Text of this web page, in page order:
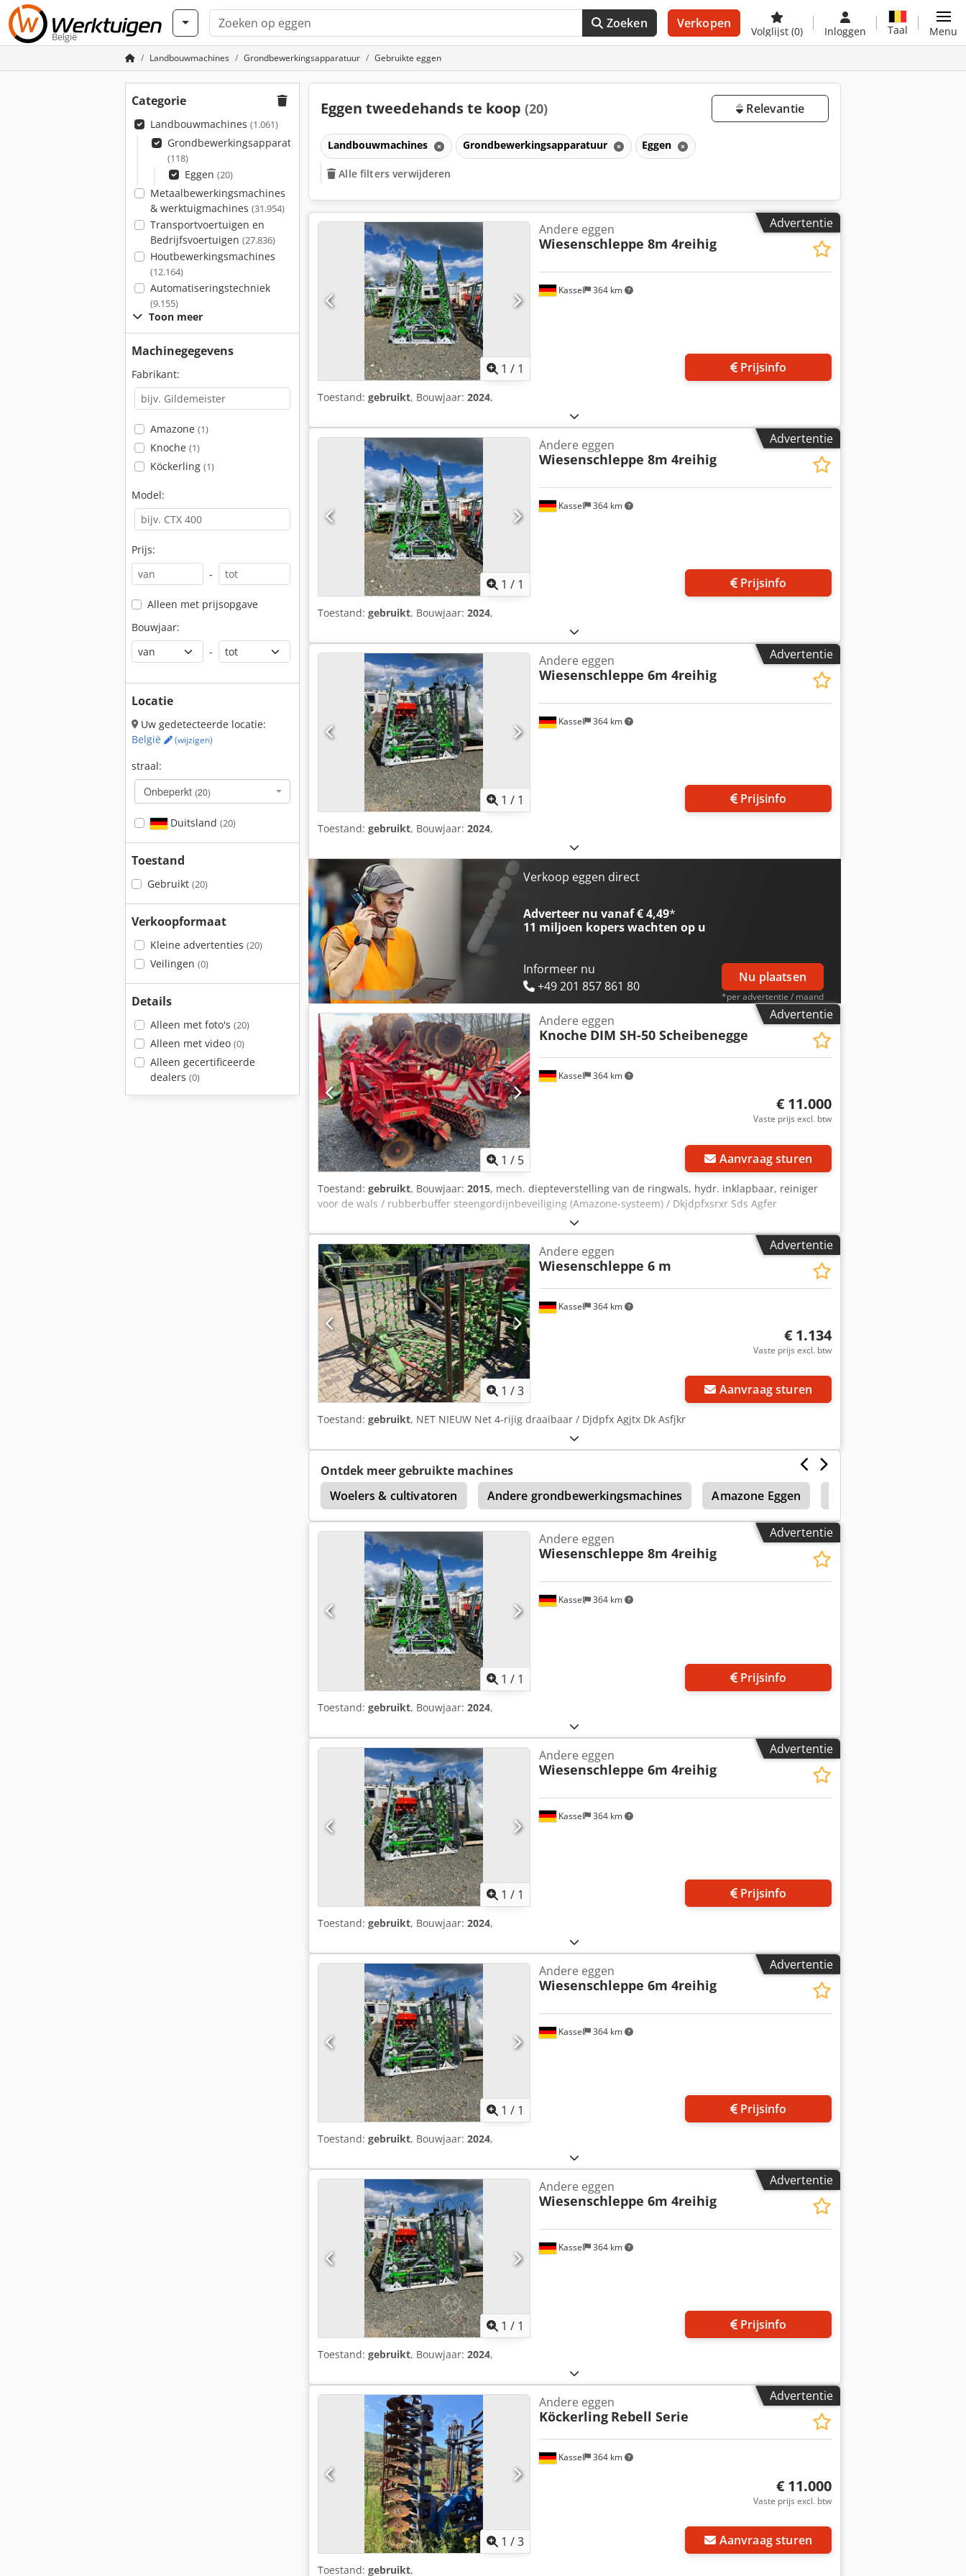
België
Zoeken Verkopen
Volglijst (0) Inloggen Taal Menu
Landbouwmachines Grondbewerkingsapparatuur Gebruikte eggen
Categorie
Landbouwmachines (1.061)
Grondbewerkingsapparatuur
(118)
Eggen (20)
Metaalbewerkingsmachines
& werktuigmachines (31.954)
Transportvoertuigen en
Bedrijfsvoertuigen (27.836)
Houtbewerkingsmachines
(12.164)
Automatiseringstechniek
(9.155)
Toon meer
Machinegegevens
Fabrikant:
Amazone (1)
Knoche (1)
Köckerling (1)
Model:
Prijs:
-
Alleen met prijsopgave
Bouwjaar:
-
Locatie
Uw gedetecteerde locatie:
België
(wijzigen)
straal:
Onbeperkt (20)
Duitsland (20)
Toestand
Gebruikt (20)
Verkoopformaat
Kleine advertenties (20)
Veilingen (0)
Details
Alleen met foto's (20)
Alleen met video (0)
Alleen gecertificeerde
dealers (0)
Eggen tweedehands te koop (20) Relevantie
Landbouwmachines Grondbewerkingsapparatuur Eggen
Alle filters verwijderen
Advertentie
1 / 1
Kassel 364 km
Andere eggen
Wiesenschleppe 8m 4reihig
Prijsinfo
Toestand: gebruikt, Bouwjaar: 2024,
Advertentie
1 / 1
Kassel 364 km
Andere eggen
Wiesenschleppe 8m 4reihig
Prijsinfo
Toestand: gebruikt, Bouwjaar: 2024,
Advertentie
1 / 1
Kassel 364 km
Andere eggen
Wiesenschleppe 6m 4reihig
Prijsinfo
Toestand: gebruikt, Bouwjaar: 2024,
Verkoop eggen direct
Adverteer nu vanaf € 4,49*
11 miljoen koperswachten op u
Informeer nu
+49 201 857 861 80
Nu plaatsen
*per advertentie / maand
Advertentie
1 / 5
Kassel 364 km
Andere eggen
Knoche DIM SH-50 Scheibenegge
€ 11.000
Vaste prijs excl. btw
Aanvraag sturen
Toestand: gebruikt, Bouwjaar: 2015, mech. diepteverstelling van de ringwals, hydr. inklapbaar, reiniger
voor de wals / rubberbuffer steengordijnbeveiliging (Amazone-systeem) / Dkjdpfxsrxr Sds Agfer
Advertentie
1 /3
Kassel 364 km
Andere eggen
Wiesenschleppe 6 m
€ 1.134
Vaste prijs excl. btw
Aanvraag sturen
Toestand: gebruikt, NET NIEUW Net 4-rijig draaibaar / Djdpfx Agjtx Dk Asfjkr
Ontdek meer gebruikte machines
Woelers & cultivatoren
Andere grondbewerkingsmachines Amazone Eggen
Advertentie
1 / 1
Kassel 364 km
Andere eggen
Wiesenschleppe 8m 4reihig
Prijsinfo
Toestand: gebruikt, Bouwjaar: 2024,
Advertentie
1 / 1
Kassel 364 km
Andere eggen
Wiesenschleppe 6m 4reihig
Prijsinfo
Toestand: gebruikt, Bouwjaar: 2024,
Advertentie
1 / 1
Kassel 364 km
Andere eggen
Wiesenschleppe 6m 4reihig
Prijsinfo
Toestand: gebruikt, Bouwjaar: 2024,
Advertentie
1 / 1
Kassel 364 km
Andere eggen
Wiesenschleppe 6m 4reihig
Prijsinfo
Toestand: gebruikt, Bouwjaar: 2024,
Advertentie
1 /3
Kassel 364 km
Andere eggen
Köckerling Rebell Serie
€ 11.000
Vaste prijs excl. btw
Aanvraag sturen
Toestand: gebruikt,